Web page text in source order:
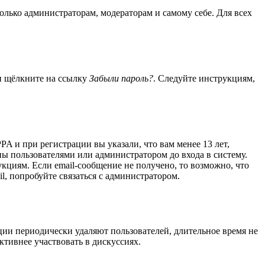
администраторам, модераторам и самому себе. Для всех
щёлкните на ссылку Забыли пароль?. Следуйте инструкциям,
и при регистрации вы указали, что вам менее 13 лет,
или администратором до входа в систему.
Если email-сообщение не получено, то возможно, что
связаться с администратором.
периодически удаляют пользователей, длительное время не
участвовать в дискуссиях.